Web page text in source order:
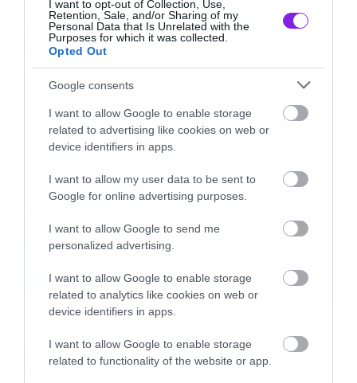
I want to opt-out of Collection, Use,
Retention, Sale, and/or Sharing of my
Personal Data that Is Unrelated with the
Purposes for which it was collected.
Opted Out
Google consents
I want to allow Google to enable storage
related to advertising like cookies on web or
device identifiers in apps.
I want to allow my user data to be sent to
Google for online advertising purposes.
I want to allow Google to send me
personalized advertising.
I want to allow Google to enable storage
related to analytics like cookies on web or
device identifiers in apps.
I want to allow Google to enable storage
related to functionality of the website or app.
Ακολουθήστε το Roxx στοGoogle Newsγια να
μαθαίνετε πρώτοι
για μουσική, σειρές και
ταινίες. Ακολουθήστε μαςστο spotify
για νέα
μουσική κάθε εβδομάδα. Στο instagram μας
Οι λόγοι της απόλυσης του Sid
Wilson από τους Slipknot
Απέλυσαν τον Sid Wilson οι
Slipknot!